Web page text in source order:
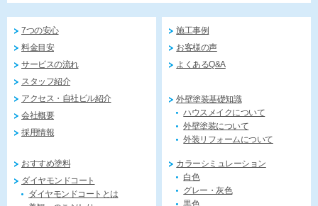
7つの安心
料金目安
サービスの流れ
スタッフ紹介
アクセス・自社ビル紹介
会社概要
採用情報
施工事例
お客様の声
よくあるQ&A
外壁塗装基礎知識
ハウスメイクについて
外壁塗装について
外装リフォームについて
おすすめ塗料
ダイヤモンドコート
ダイヤモンドコートとは
カラーシミュレーション
白色
グレー・灰色